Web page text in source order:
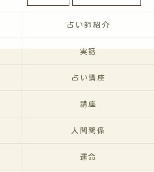
占い師紹介
実話
占い講座
講座
人間関係
運命